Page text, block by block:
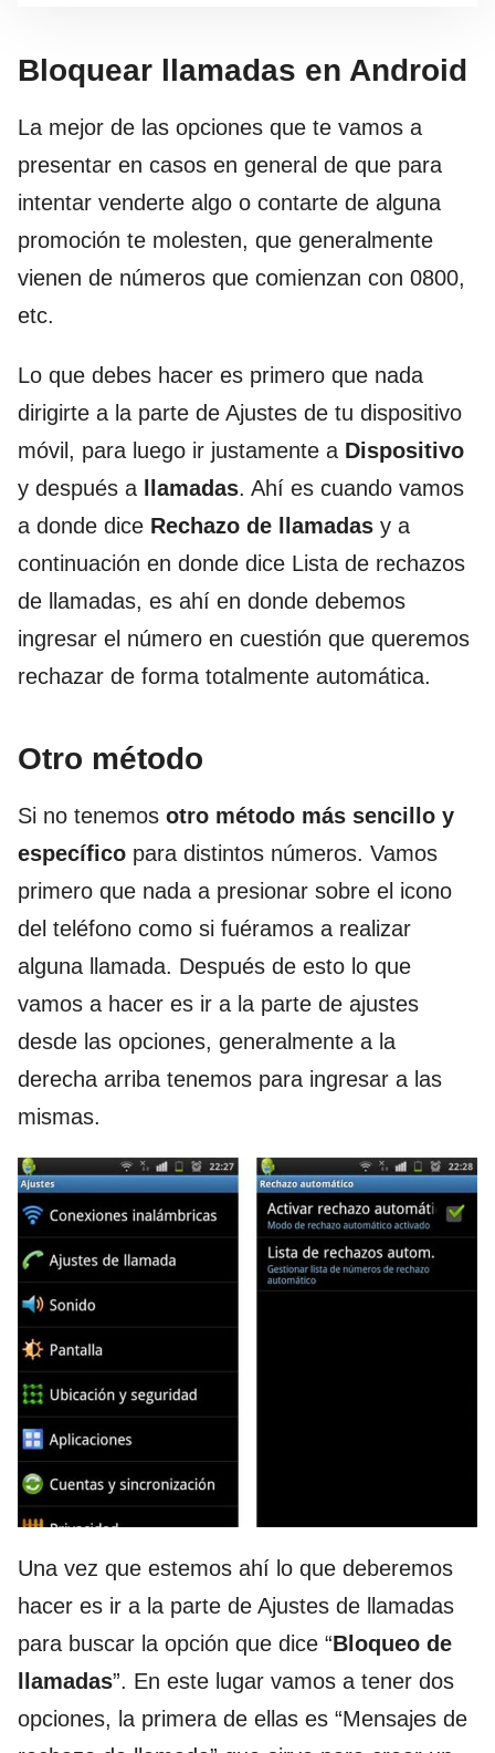
Bloquear llamadas en Android
La mejor de las opciones que te vamos a
presentar en casos en general de que para
intentar venderte algo o contarte de alguna
promoción te molesten, que generalmente
vienen de números que comienzan con 0800,
etc.
Lo que debes hacer es primero que nada
dirigirte a la parte de Ajustes de tu dispositivo
móvil, para luego ir justamente a Dispositivo
y después a
llamadas. Ahí es cuando vamos
a donde dice Rechazo de llamadas y a
continuación en donde dice Lista de rechazos
de llamadas, es ahí en donde debemos
ingresar el número en cuestión que queremos
rechazar de forma totalmente automática.
Otro método
Si no tenemos otro método más sencillo y
específico para distintos números. Vamos
primero que nada a presionar sobre el icono
del teléfono como si fuéramos a realizar
alguna llamada. Después de esto lo que
vamos a hacer es ir a la parte de ajustes
desde las opciones, generalmente a la
derecha arriba tenemos para ingresar a las
mismas.
Una vez que estemos ahí lo que deberemos
hacer es ir a la parte de Ajustes de llamadas
para buscar la opción que dice “Bloqueo de
llamadas”. En este lugar vamos a tener dos
opciones, la primera de ellas es “Mensajes de